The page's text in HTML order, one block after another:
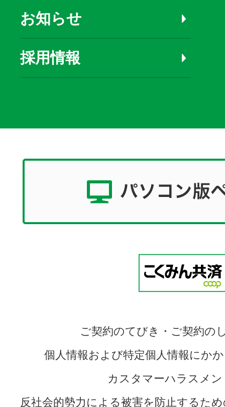
お知らせ
採用情報
ご契約のてびき・ご契約の
個人情報および特定個人情報にか
カスタマーハラスメ
反社会的勢力による被害を防止するた